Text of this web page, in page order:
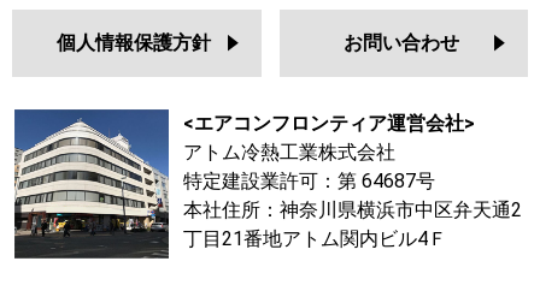
個人情報保護方針 お問い合わせ
<エアコンフロンティア運営会社>
アトム冷熱工業株式会社
特定建設業許可：第 64687号
本社住所：神奈川県横浜市中区弁天通2
丁目21番地アトム関内ビル4Ｆ